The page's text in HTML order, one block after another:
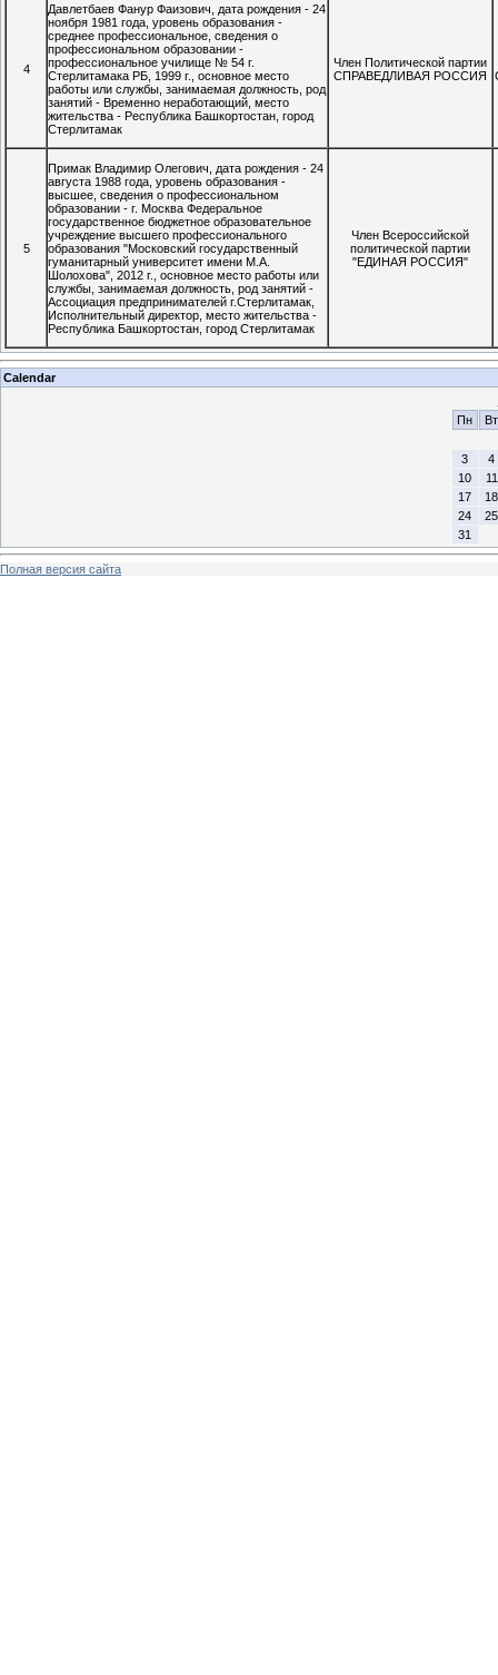
4
Давлетбаев Фанур Фаизович, дата рождения - 24
ноября 1981 года, уровень образования -
среднее профессиональное, сведения о
профессиональном образовании -
профессиональное училище № 54 г.
Стерлитамака РБ, 1999 г., основное место
работы или службы, занимаемая должность, род
занятий - Временно неработающий, место
жительства - Республика Башкортостан, город
Стерлитамак
Член Политической партии
СПРАВЕДЛИВАЯ РОССИЯ
5
Примак Владимир Олегович, дата рождения - 24
августа 1988 года, уровень образования -
высшее, сведения о профессиональном
образовании - г. Москва Федеральное
государственное бюджетное образовательное
учреждение высшего профессионального
образования "Московский государственный
гуманитарный университет имени М.А.
Шолохова", 2012 г., основное место работы или
службы, занимаемая должность, род занятий -
Ассоциация предпринимателей г.Стерлитамак,
Исполнительный директор, место жительства -
Республика Башкортостан, город Стерлитамак
Член Всероссийской
политической партии
"ЕДИНАЯ РОССИЯ"
Calendar
Пн
Вт
3
4
10
11
17
18
24
25
31
Полная версия сайта